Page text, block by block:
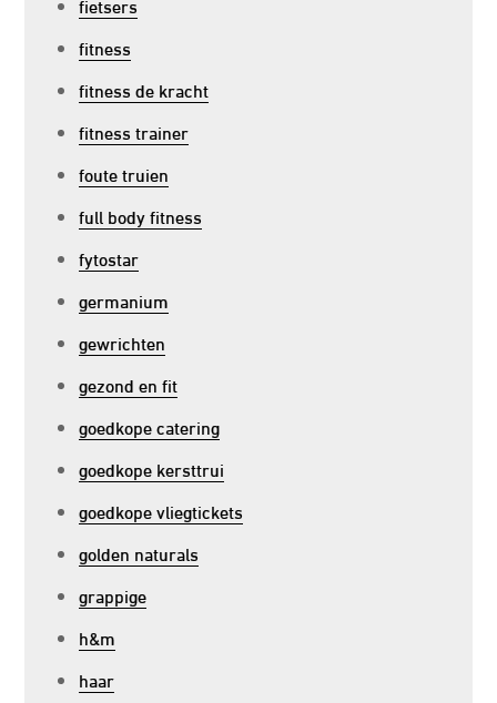
fitness
fitness de kracht
fitness trainer
foute truien
full body fitness
fytostar
germanium
gewrichten
gezond en fit
goedkope catering
goedkope kersttrui
goedkope vliegtickets
golden naturals
grappige
h&m
haar